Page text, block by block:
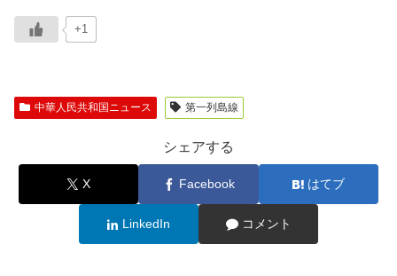
+1
中華人民共和国ニュース 第一列島線
シェアする
X Facebook はてブ
LinkedIn コメント